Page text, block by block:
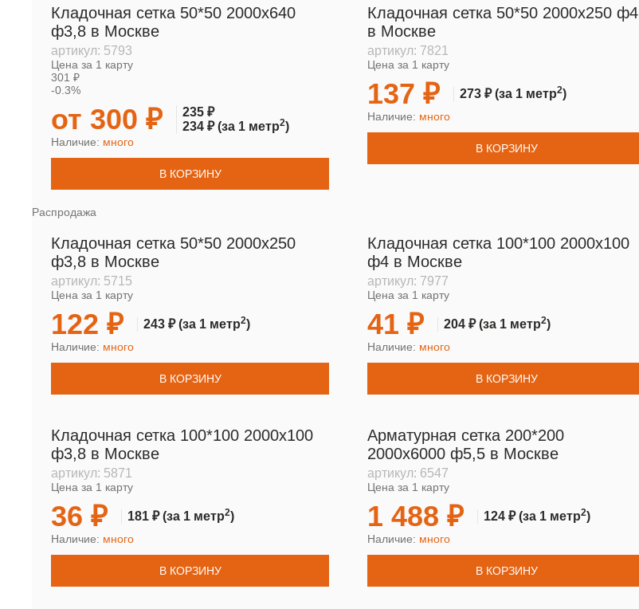
Кладочная сетка 50*50 2000х640
ф3,8 в Москве
артикул: 5793
Цена за 1 карту
301 ₽
-0.3%
от 300 ₽
235 ₽
234 ₽(за 1 метр2)
Наличие: много
В КОРЗИНУ
Распродажа
Кладочная сетка 50*50 2000х250 ф4
в Москве
артикул: 7821
Цена за 1 карту
137 ₽ 273 ₽(за 1 метр2)
Наличие: много
В КОРЗИНУ
Кладочная сетка 50*50 2000х250
ф3,8 в Москве
артикул: 5715
Цена за 1 карту
122 ₽ 243 ₽(за 1 метр2)
Наличие: много
В КОРЗИНУ
Кладочная сетка 100*100 2000х100
ф4 в Москве
артикул: 7977
Цена за 1 карту
41 ₽ 204 ₽(за 1 метр2)
Наличие: много
В КОРЗИНУ
Кладочная сетка 100*100 2000х100
ф3,8 в Москве
артикул: 5871
Цена за 1 карту
36 ₽ 181 ₽(за 1 метр2)
Наличие: много
В КОРЗИНУ
Арматурная сетка 200*200
2000х6000 ф5,5 в Москве
артикул: 6547
Цена за 1 карту
1 488 ₽ 124 ₽(за 1 метр2)
Наличие: много
В КОРЗИНУ